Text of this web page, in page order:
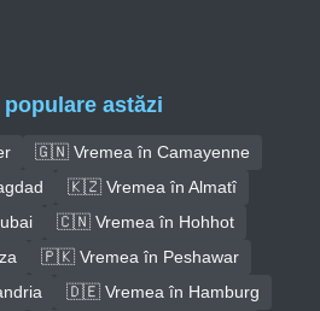
populare astăzi
🇬🇳 Vremea în Camayenne
🇰🇿 Vremea în Almatî
🇨🇳 Vremea în Hohhot
🇵🇰 Vremea în Peshawar
🇩🇪 Vremea în Hamburg